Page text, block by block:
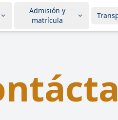
Admisión y
matrícula